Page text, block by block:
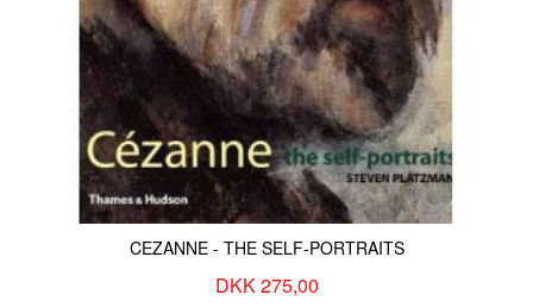
CEZANNE - THE SELF-PORTRAITS
DKK 275,00